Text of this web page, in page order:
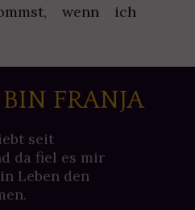
wenn ich
FRANJA
seit
da fiel es mir
Leben den